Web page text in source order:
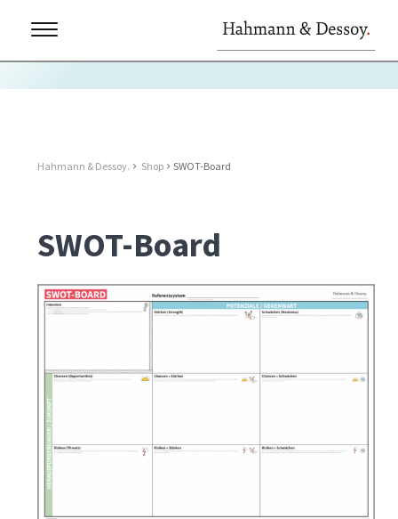
Hahmann & Dessoy. Shop SWOT-Board
SWOT-Board